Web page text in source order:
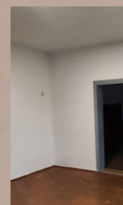
Rodinný dom Šurany